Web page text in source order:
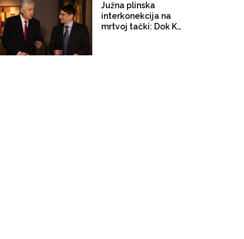
Južna plinska
interkonekcija na
mrtvoj tački: Dok Kabiri